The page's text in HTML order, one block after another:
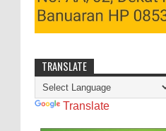
TRANSLATE
Translate